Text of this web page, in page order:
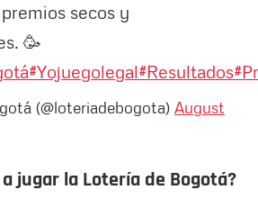
secos y
🥳
#Yojuegolegal#Resultados
(@loteriadebogota) August
jugar la Lotería de Bogotá?